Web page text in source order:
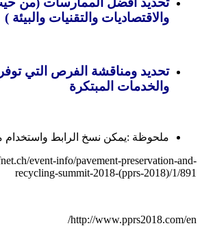
والاقتصاديات والتقنيات والبيئة )
تحديد ومناقشة الفرص التي
والخدمات المبتكرة
ملحوظة :يمكن نسخ الرابط
event-info/pavement-preservation-and-
recycling-summit-2018-(pprs-2018)/1/891
http://www.pprs2018.com/en/